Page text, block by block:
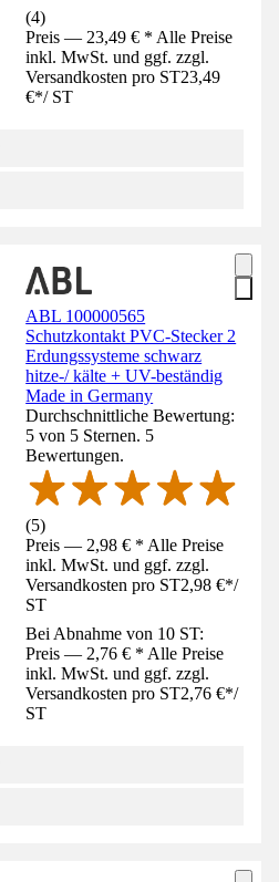
(4)
Preis — 23,49 € * Alle Preise
inkl. MwSt. und ggf. zzgl.
Versandkosten pro ST23,49
€*/ ST
ABL 100000565
Schutzkontakt PVC-Stecker 2
Erdungssysteme schwarz
hitze-/ kälte + UV-beständig
Made in Germany
Durchschnittliche Bewertung:
5 von 5 Sternen. 5
Bewertungen.
(5)
Preis — 2,98 € * Alle Preise
inkl. MwSt. und ggf. zzgl.
Versandkosten pro ST2,98 €*/
ST
Bei Abnahme von 10 ST:
Preis — 2,76 € * Alle Preise
inkl. MwSt. und ggf. zzgl.
Versandkosten pro ST2,76 €*/
ST